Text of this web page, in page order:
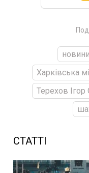
Харківська
Терехов
СТАТТІ